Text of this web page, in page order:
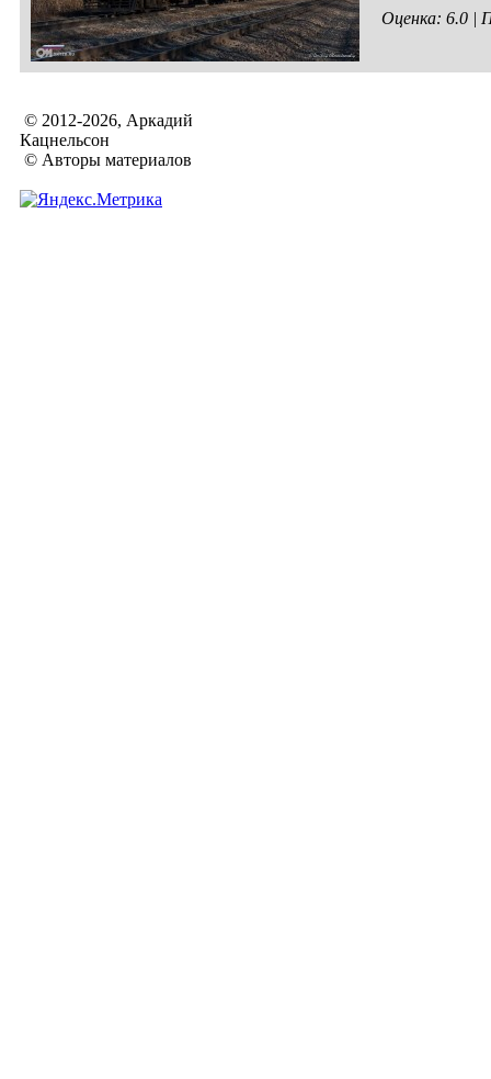
Оценка: 6.0 |
© 2012-2026, Аркадий
Кацнельсон
© Авторы материалов